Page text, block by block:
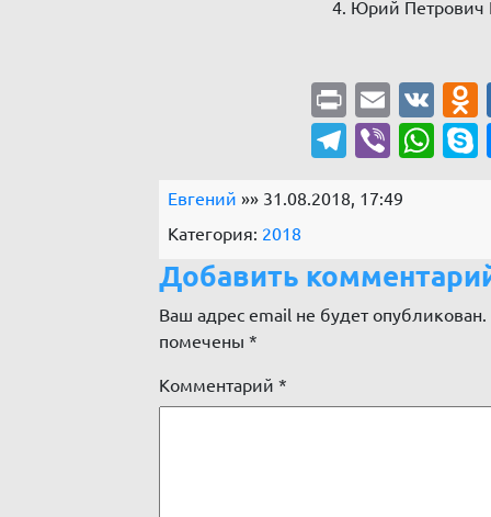
Юрий Петрович
PrintEmail
VK
Viber
Евгений »» 31.08.2018, 17:49
Категория: 2018
Добавить
Ваш адрес email не будет опубликован.
помечены *
Комментарий *